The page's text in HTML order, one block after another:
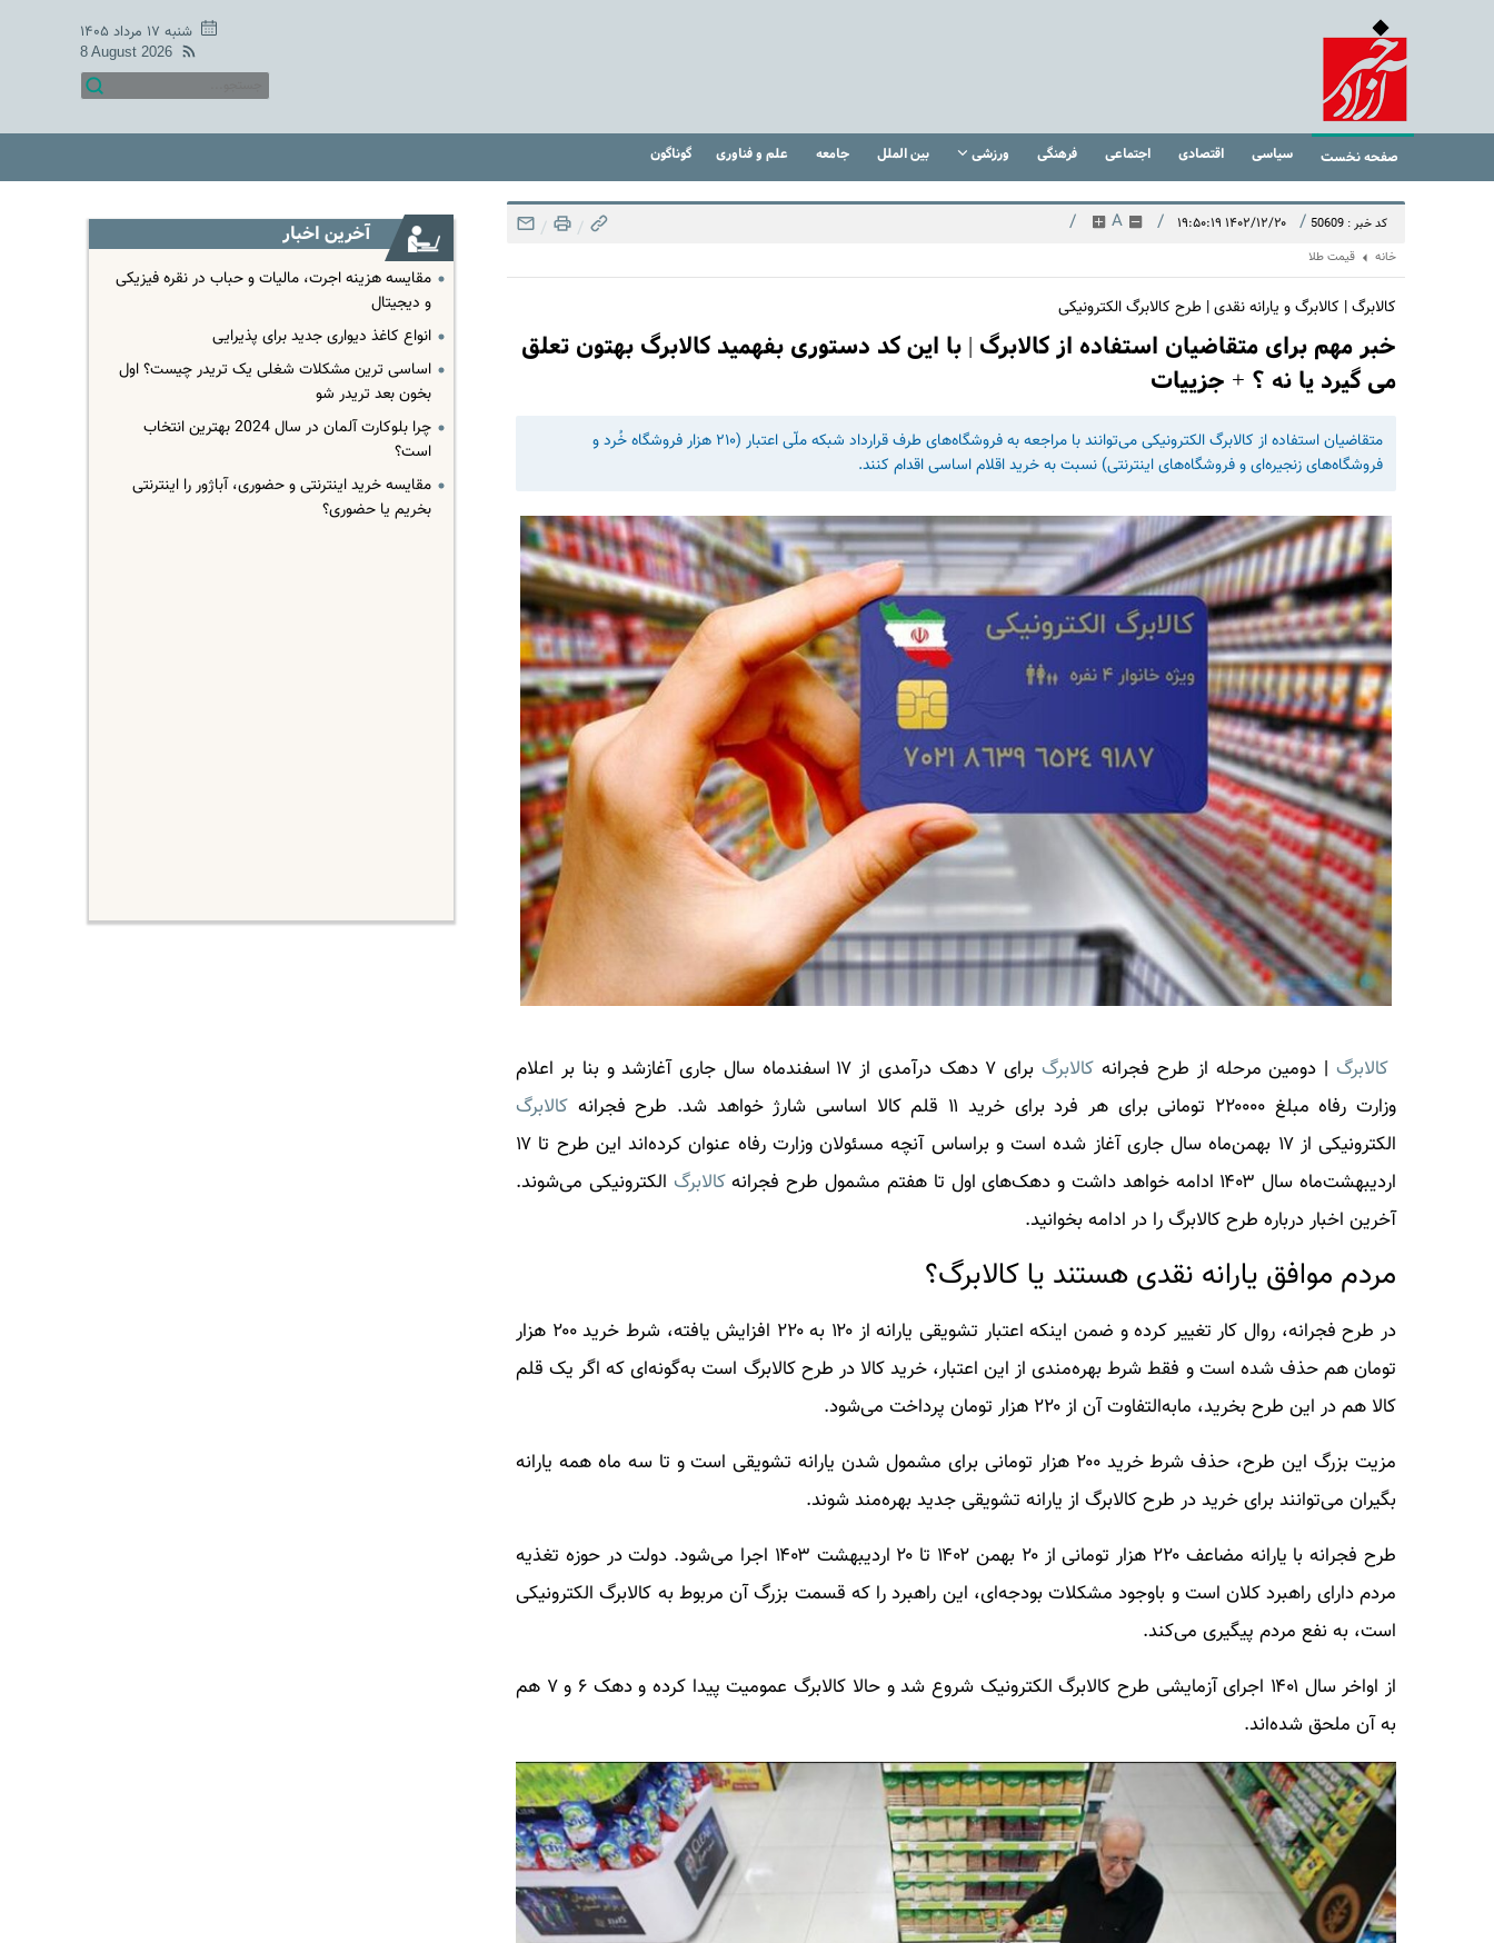
شنبه ۱۷ مرداد ۱۴۰۵
8 August 2026
صفحه نخست سیاسی اقتصادی اجتماعی فرهنگی ورزشی بین الملل جامعه علم و فناوری گوناگون
کد خبر : 50609 / ۱۴۰۲/۱۲/۲۰ ۱۹:۵۰:۱۹ /
A
/
/
/
خانه قیمت طلا
کالابرگ | کالابرگ و یارانه نقدی | طرح کالابرگ الکترونیکی
خبر مهم برای متقاضیان استفاده از کالابرگ | با این کد دستوری بفهمید کالابرگ بهتون تعلق
می گیرد یا نه ؟ + جزییات
متقاضیان استفاده از کالابرگ الکترونیکی می‌توانند با مراجعه به فروشگاه‌های طرف قرارداد شبکه ملّی اعتبار (۲۱۰ هزار فروشگاه خُرد و
فروشگاه‌های زنجیره‌ای و فروشگاه‌های اینترنتی) نسبت به خرید اقلام اساسی اقدام کنند.
کالابرگ | دومین مرحله از طرح فجرانه کالابرگ
برای ۷ دهک درآمدی از ۱۷ اسفندماه سال جاری آغازشد و بنا بر اعلام
وزارت رفاه مبلغ ۲۲۰۰۰۰ تومانی برای هر فرد برای خرید ۱۱ قلم کالا اساسی شارژ خواهد شد. طرح فجرانه
کالابرگ
الکترونیکی از ۱۷ بهمن‌ماه سال جاری آغاز شده است و براساس آنچه مسئولان وزارت رفاه عنوان کرده‌اند این طرح تا ۱۷
اردیبهشت‌ماه سال ۱۴۰۳ ادامه خواهد داشت و دهک‌های اول تا هفتم مشمول طرح فجرانه
کالابرگ الکترونیکی می‌شوند.
آخرین اخبار درباره طرحکالابرگرا در ادامه بخوانید.
مردم موافق یارانه نقدی هستند یا کالابرگ؟
در طرح فجرانه، روال کار تغییر کرده و ضمن اینکه اعتبار تشویقی یارانه از ۱۲۰ به ۲۲۰ افزایش یافته، شرط خرید ۲۰۰ هزار
تومان هم حذف شده است و فقط شرط بهره‌مندی از این اعتبار، خرید کالا در طرح کالابرگ است به‌گونه‌ای که اگر یک قلم
کالا هم در این طرح بخرید، مابه‌التفاوت آن از ۲۲۰ هزار تومان پرداخت می‌شود.
مزیت بزرگ این طرح، حذف شرط خرید ۲۰۰ هزار تومانی برای مشمول شدن یارانه تشویقی است و تا سه ماه همه یارانه
بگیران می‌توانند برای خرید در طرح کالابرگ از یارانه تشویقی جدید بهره‌مند شوند.
طرح فجرانه با یارانه مضاعف ۲۲۰ هزار تومانی از ۲۰ بهمن ۱۴۰۲ تا ۲۰ اردیبهشت ۱۴۰۳ اجرا می‌شود. دولت در حوزه تغذیه
مردم دارای راهبرد کلان است و باوجود مشکلات بودجه‌ای، این راهبرد را که قسمت بزرگ آن مربوط به کالابرگ الکترونیکی
است، به نفع مردم پیگیری می‌کند.
از اواخر سال ۱۴۰۱ اجرای آزمایشی طرح کالابرگ الکترونیک شروع شد و حالا کالابرگ عمومیت پیدا کرده و دهک ۶ و ۷ هم
به آن ملحق شده‌اند.
آخرین اخبار
مقایسه هزینه اجرت، مالیات و حباب در نقره فیزیکی
و دیجیتال
انواع کاغذ دیواری جدید برای پذیرایی
اساسی ترین مشکلات شغلی یک تریدر چیست؟ اول
بخون بعد تریدر شو
چرا بلوکارت آلمان در سال 2024 بهترین انتخاب
است؟
مقایسه خرید اینترنتی و حضوری، آباژور را اینترنتی
بخریم یا حضوری؟